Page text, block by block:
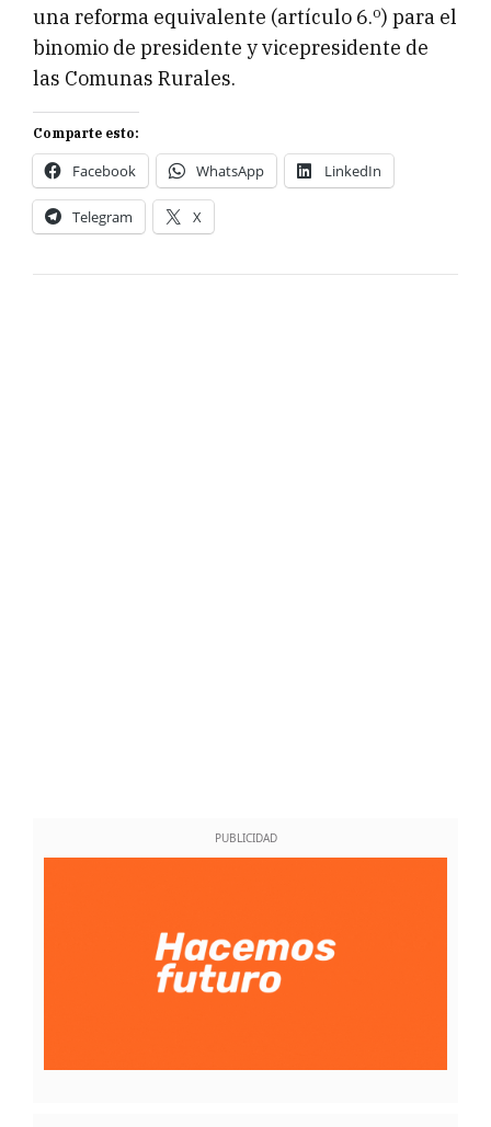
una reforma equivalente (artículo 6.º) para el
binomio de presidente y vicepresidente de
las Comunas Rurales.
Comparte esto:
Facebook WhatsApp LinkedIn
Telegram X